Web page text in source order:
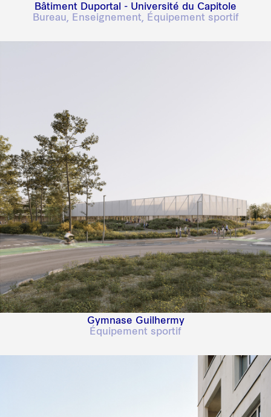
Bâtiment Duportal - Université du Capitole
Bureau, Enseignement, Équipement sportif
Gymnase Guilhermy
Équipement sportif